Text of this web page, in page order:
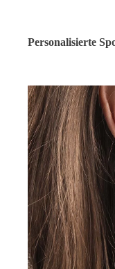
Personalisierte